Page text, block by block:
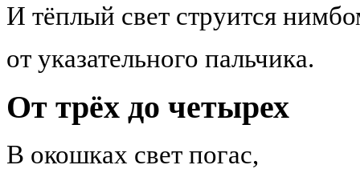
И тёплый свет струится
от указательного пальчика.
От трёх до четырех
В окошках свет погас,